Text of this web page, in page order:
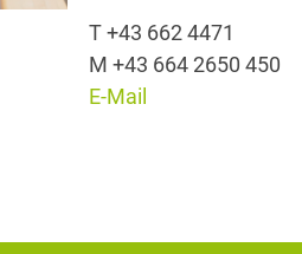
T +43 662 4471
M +43 664 2650 450
E-Mail